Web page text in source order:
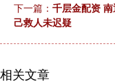
下一篇： 千层金配资
己救人未迟疑
相关文章